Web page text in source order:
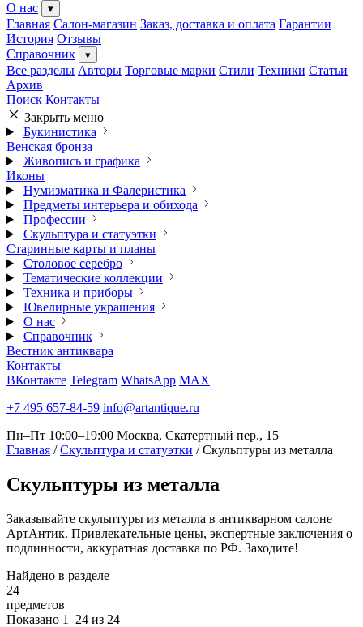
О нас
▾
Главная Салон-магазин Заказ, доставка и оплата Гарантии
История Отзывы
Справочник
▾
Все разделы Авторы Торговые марки Стили Техники Статьи
Архив
Поиск Контакты
Закрыть меню
Букинистика
Венская бронза
Живопись и графика
Иконы
Нумизматика и Фалеристика
Предметы интерьера и обихода
Профессии
Скульптура и статуэтки
Старинные карты и планы
Столовое серебро
Тематические коллекции
Техника и приборы
Ювелирные украшения
О нас
Справочник
Вестник антиквара
Контакты
ВКонтакте Telegram WhatsApp MAX
+7 495 657-84-59 info@artantique.ru
Пн–Пт 10:00–19:00 Москва, Скатертный пер., 15
Главная / Скульптура и статуэтки / Скульптуры из металла
Скульптуры из металла
Заказывайте скульптуры из металла в антикварном салоне
АртАнтик. Привлекательные цены, экспертные заключения о
подлинности, аккуратная доставка по РФ. Заходите!
Найдено в разделе
24
предметов
Показано 1–24 из 24